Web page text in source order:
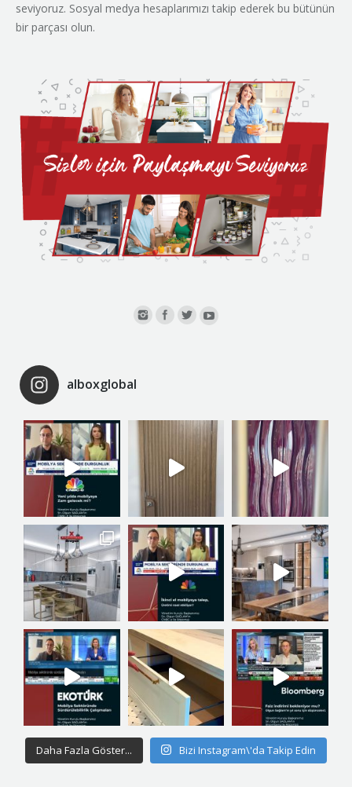
seviyoruz. Sosyal medya hesaplarımızı takip ederek bu bütünün
bir parçası olun.
alboxglobal
Daha Fazla Göster... Bizi Instagram\'da Takip Edin